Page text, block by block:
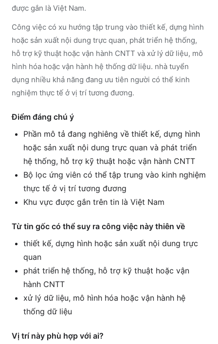
được gắn là Việt Nam.
Công việc có xu hướng tập trung vào thiết kế, dựng hình
hoặc sản xuất nội dung trực quan, phát triển hệ thống,
hỗ trợ kỹ thuật hoặc vận hành CNTT và xử lý dữ liệu, mô
hình hóa hoặc vận hành hệ thống dữ liệu. nhà tuyển
dụng nhiều khả năng đang ưu tiên người có thể kinh
nghiệm thực tế ở vị trí tương đương.
Điểm đáng chú ý
Phần mô tả đang nghiêng về thiết kế, dựng hình
hoặc sản xuất nội dung trực quan và phát triển
hệ thống, hỗ trợ kỹ thuật hoặc vận hành CNTT
Bộ lọc ứng viên có thể tập trung vào kinh nghiệm
thực tế ở vị trí tương đương
Khu vực được gắn trên tin là Việt Nam
Từ tin gốc có thể suy ra công việc này thiên về
thiết kế, dựng hình hoặc sản xuất nội dung trực
quan
phát triển hệ thống, hỗ trợ kỹ thuật hoặc vận
hành CNTT
xử lý dữ liệu, mô hình hóa hoặc vận hành hệ
thống dữ liệu
Vị trí này phù hợp với ai?